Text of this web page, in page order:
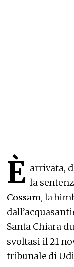
È arrivata,
la
Cossaro, la
Santa Chiara
svoltasi il 21
tribunale di